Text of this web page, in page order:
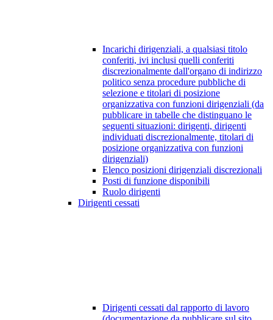
Incarichi dirigenziali, a qualsiasi titolo
conferiti, ivi inclusi quelli conferiti
discrezionalmente dall'organo di indirizzo
politico senza procedure pubbliche di
selezione e titolari di posizione
organizzativa con funzioni dirigenziali (da
pubblicare in tabelle che distinguano le
seguenti situazioni: dirigenti, dirigenti
individuati discrezionalmente, titolari di
posizione organizzativa con funzioni
dirigenziali)
Elenco posizioni dirigenziali discrezionali
Posti di funzione disponibili
Ruolo dirigenti
Dirigenti cessati
Dirigenti cessati dal rapporto di lavoro